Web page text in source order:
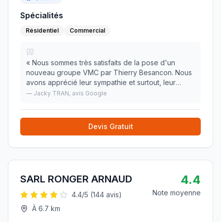
Spécialités
Résidentiel Commercial
« Nous sommes très satisfaits de la pose d'un
nouveau groupe VMC par Thierry Besancon. Nous
avons apprécié leur sympathie et surtout, leur
professionnalisme (ponctuel, consciencieux,
entre»
— Jacky TRAN, avis Google
Devis Gratuit
SARL RONGER ARNAUD
4.4/5 (144 avis)
À 6.7 km
4.4
Note moyenne